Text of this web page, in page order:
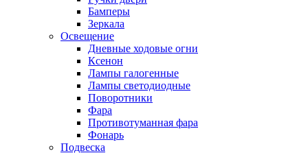
Бамперы
Зеркала
Освещение
Дневные ходовые огни
Ксенон
Лампы галогенные
Лампы светодиодные
Поворотники
Фара
Противотуманная фара
Фонарь
Подвеска